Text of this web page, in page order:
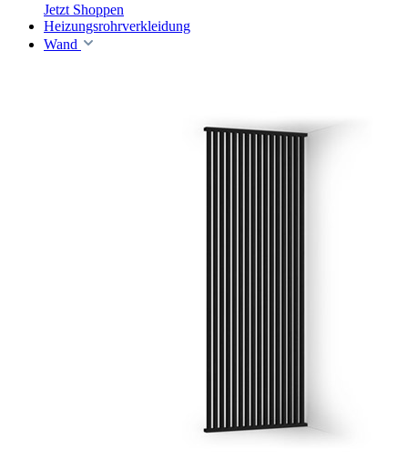
Jetzt Shoppen
Heizungsrohrverkleidung
Wand